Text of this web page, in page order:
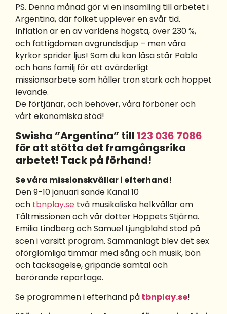
PS. Denna månad gör vi en insamling till arbetet i
Argentina, där folket upplever en svår tid.
Inflation är en av världens högsta, över 230 %,
och fattigdomen avgrundsdjup – men våra
kyrkor sprider ljus! Som du kan läsa står Pablo
och hans familj för ett ovärderligt
missionsarbete som håller tron stark och hoppet
levande.
De förtjänar, och behöver, våra förböner och
vårt ekonomiska stöd!
Swisha ”Argentina” till 123 036 7086
för att stötta det framgångsrika
arbetet! Tack på förhand!
Se våra missionskvällar i efterhand!
Den 9-10 januari sände Kanal 10
och tbnplay.se två musikaliska helkvällar om
Tältmissionen och vår dotter Hoppets Stjärna.
Emilia Lindberg och Samuel Ljungblahd stod på
scen i varsitt program. Sammanlagt blev det sex
oförglömliga timmar med sång och musik, bön
och tacksägelse, gripande samtal och
berörande reportage.
Se programmen i efterhand påtbnplay.se!